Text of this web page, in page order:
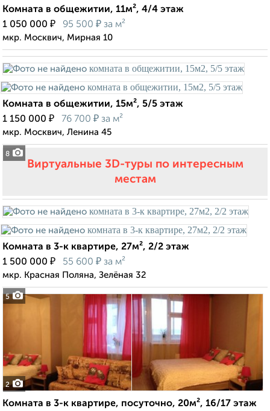
Комната в общежитии, 11м², 4/4 этаж
1 050 000 ₽ 95 500 ₽ за м²
мкр. Москвич, Мирная 10
8
Комната в общежитии, 15м², 5/5 этаж
1 150 000 ₽ 76 700 ₽ за м²
мкр. Москвич, Ленина 45
Виртуальные 3D-туры по интересным
местам
5
Комната в 3-к квартире, 27м², 2/2 этаж
1 500 000 ₽ 55 600 ₽ за м²
мкр. Красная Поляна, Зелёная 32
2
Комната в 3-к квартире, посуточно, 20м², 16/17 этаж